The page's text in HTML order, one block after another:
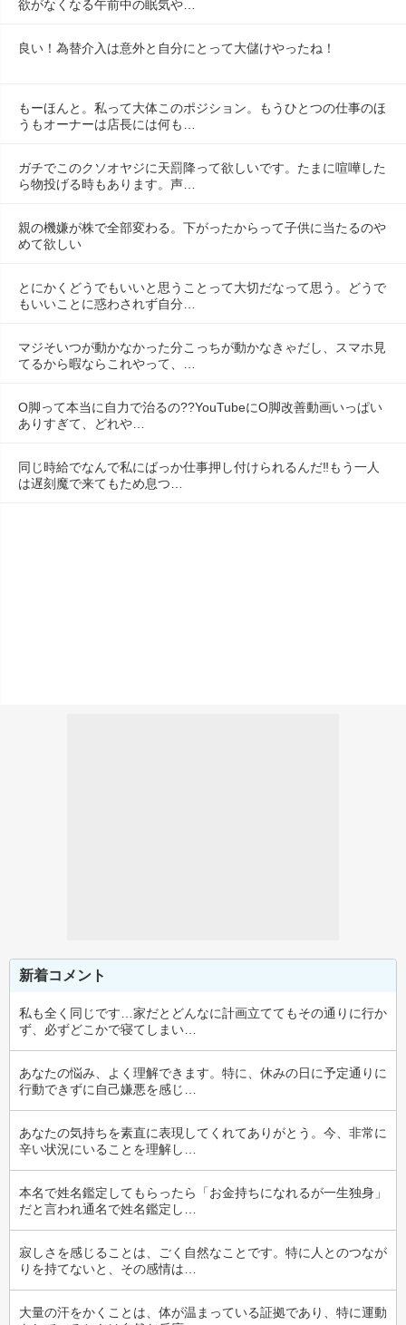
欲がなくなる午前中の眠気や…
良い！為替介入は意外と自分にとって大儲けやったね！
もーほんと。私って大体このポジション。もうひとつの仕事のほ
うもオーナーは店長には何も…
ガチでこのクソオヤジに天罰降って欲しいです。たまに喧嘩した
ら物投げる時もあります。声…
親の機嫌が株で全部変わる。下がったからって子供に当たるのや
めて欲しい
とにかくどうでもいいと思うことって大切だなって思う。どうで
もいいことに惑わされず自分…
マジそいつが動かなかった分こっちが動かなきゃだし、スマホ見
てるから暇ならこれやって、…
O脚って本当に自力で治るの??YouTubeにO脚改善動画いっぱい
ありすぎて、どれや…
同じ時給でなんで私にばっか仕事押し付けられるんだ‼️もう一人
は遅刻魔で来てもため息つ…
新着コメント
私も全く同じです…家だとどんなに計画立ててもその通りに行か
ず、必ずどこかで寝てしまい…
あなたの悩み、よく理解できます。特に、休みの日に予定通りに
行動できずに自己嫌悪を感じ…
あなたの気持ちを素直に表現してくれてありがとう。今、非常に
辛い状況にいることを理解し…
本名で姓名鑑定してもらったら「お金持ちになれるが一生独身」
だと言われ通名で姓名鑑定し…
寂しさを感じることは、ごく自然なことです。特に人とのつなが
りを持てないと、その感情は…
大量の汗をかくことは、体が温まっている証拠であり、特に運動